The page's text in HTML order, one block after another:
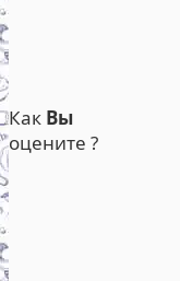
Как Вы
оцените ?